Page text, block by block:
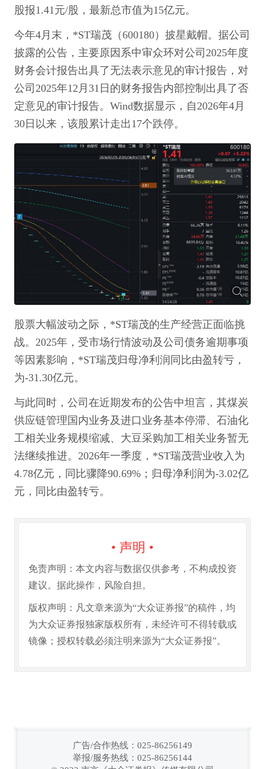
股报1.41元/股，最新总市值为15亿元。
今年4月末，*ST瑞茂（600180）披星戴帽。据公司
披露的公告，主要原因系中审众环对公司2025年度
财务会计报告出具了无法表示意见的审计报告，对
公司2025年12月31日的财务报告内部控制出具了否
定意见的审计报告。Wind数据显示，自2026年4月
30日以来，该股累计走出17个跌停。
股票大幅波动之际，*ST瑞茂的生产经营正面临挑
战。2025年，受市场行情波动及公司债务逾期事项
等因素影响，*ST瑞茂归母净利润同比由盈转亏，
为-31.30亿元。
与此同时，公司在近期发布的公告中坦言，其煤炭
供应链管理国内业务及进口业务基本停滞、石油化
工相关业务规模缩减、大豆采购加工相关业务暂无
法继续推进。2026年一季度，*ST瑞茂营业收入为
4.78亿元，同比骤降90.69%；归母净利润为-3.02亿
元，同比由盈转亏。
• 声明 •
免责声明：本文内容与数据仅供参考，不构成投资
建议。据此操作，风险自担。
版权声明：凡文章来源为“大众证券报”的稿件，均
为大众证券报独家版权所有，未经许可不得转载或
镜像；授权转载必须注明来源为“大众证券报”。
广告/合作热线：025-86256149
举报/服务热线：025-86256144
链接复制成功！